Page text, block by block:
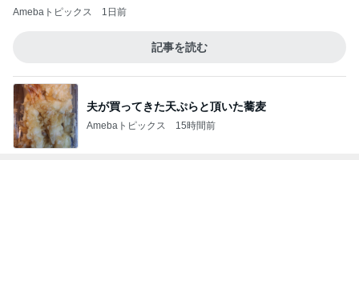
Amebaトピックス 1日前
記事を読む
夫が買ってきた天ぷらと頂いた蕎麦
Amebaトピックス 15時間前